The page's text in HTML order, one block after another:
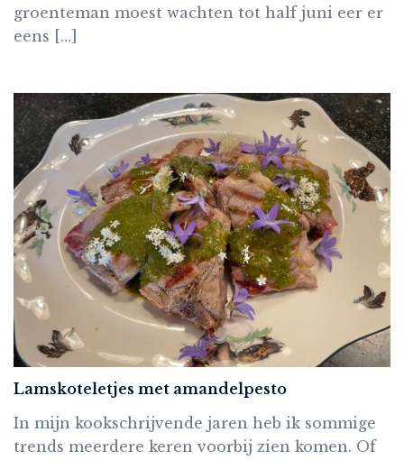
groenteman moest wachten tot half juni eer er
eens […]
Lamskoteletjes met amandelpesto
In mijn kookschrijvende jaren heb ik sommige
trends meerdere keren voorbij zien komen. Of